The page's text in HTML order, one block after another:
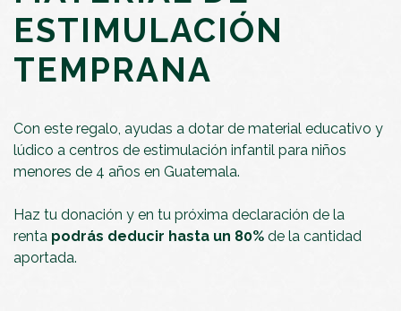
ESTIMULACIÓN
TEMPRANA
Con este regalo, ayudas a dotar de material educativo y
lúdico a centros de estimulación infantil para niños
menores de 4 años en Guatemala.
Haz tu donación y en tu próxima declaración de la
renta podrás deducir hasta un 80% de la cantidad
aportada.